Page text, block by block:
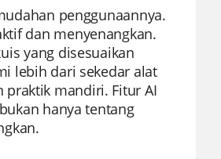
penggunaannya.
dan menyenangkan.
yang disesuaikan
lebih dari sekedar alat
mandiri. Fitur AI
hanya tentang